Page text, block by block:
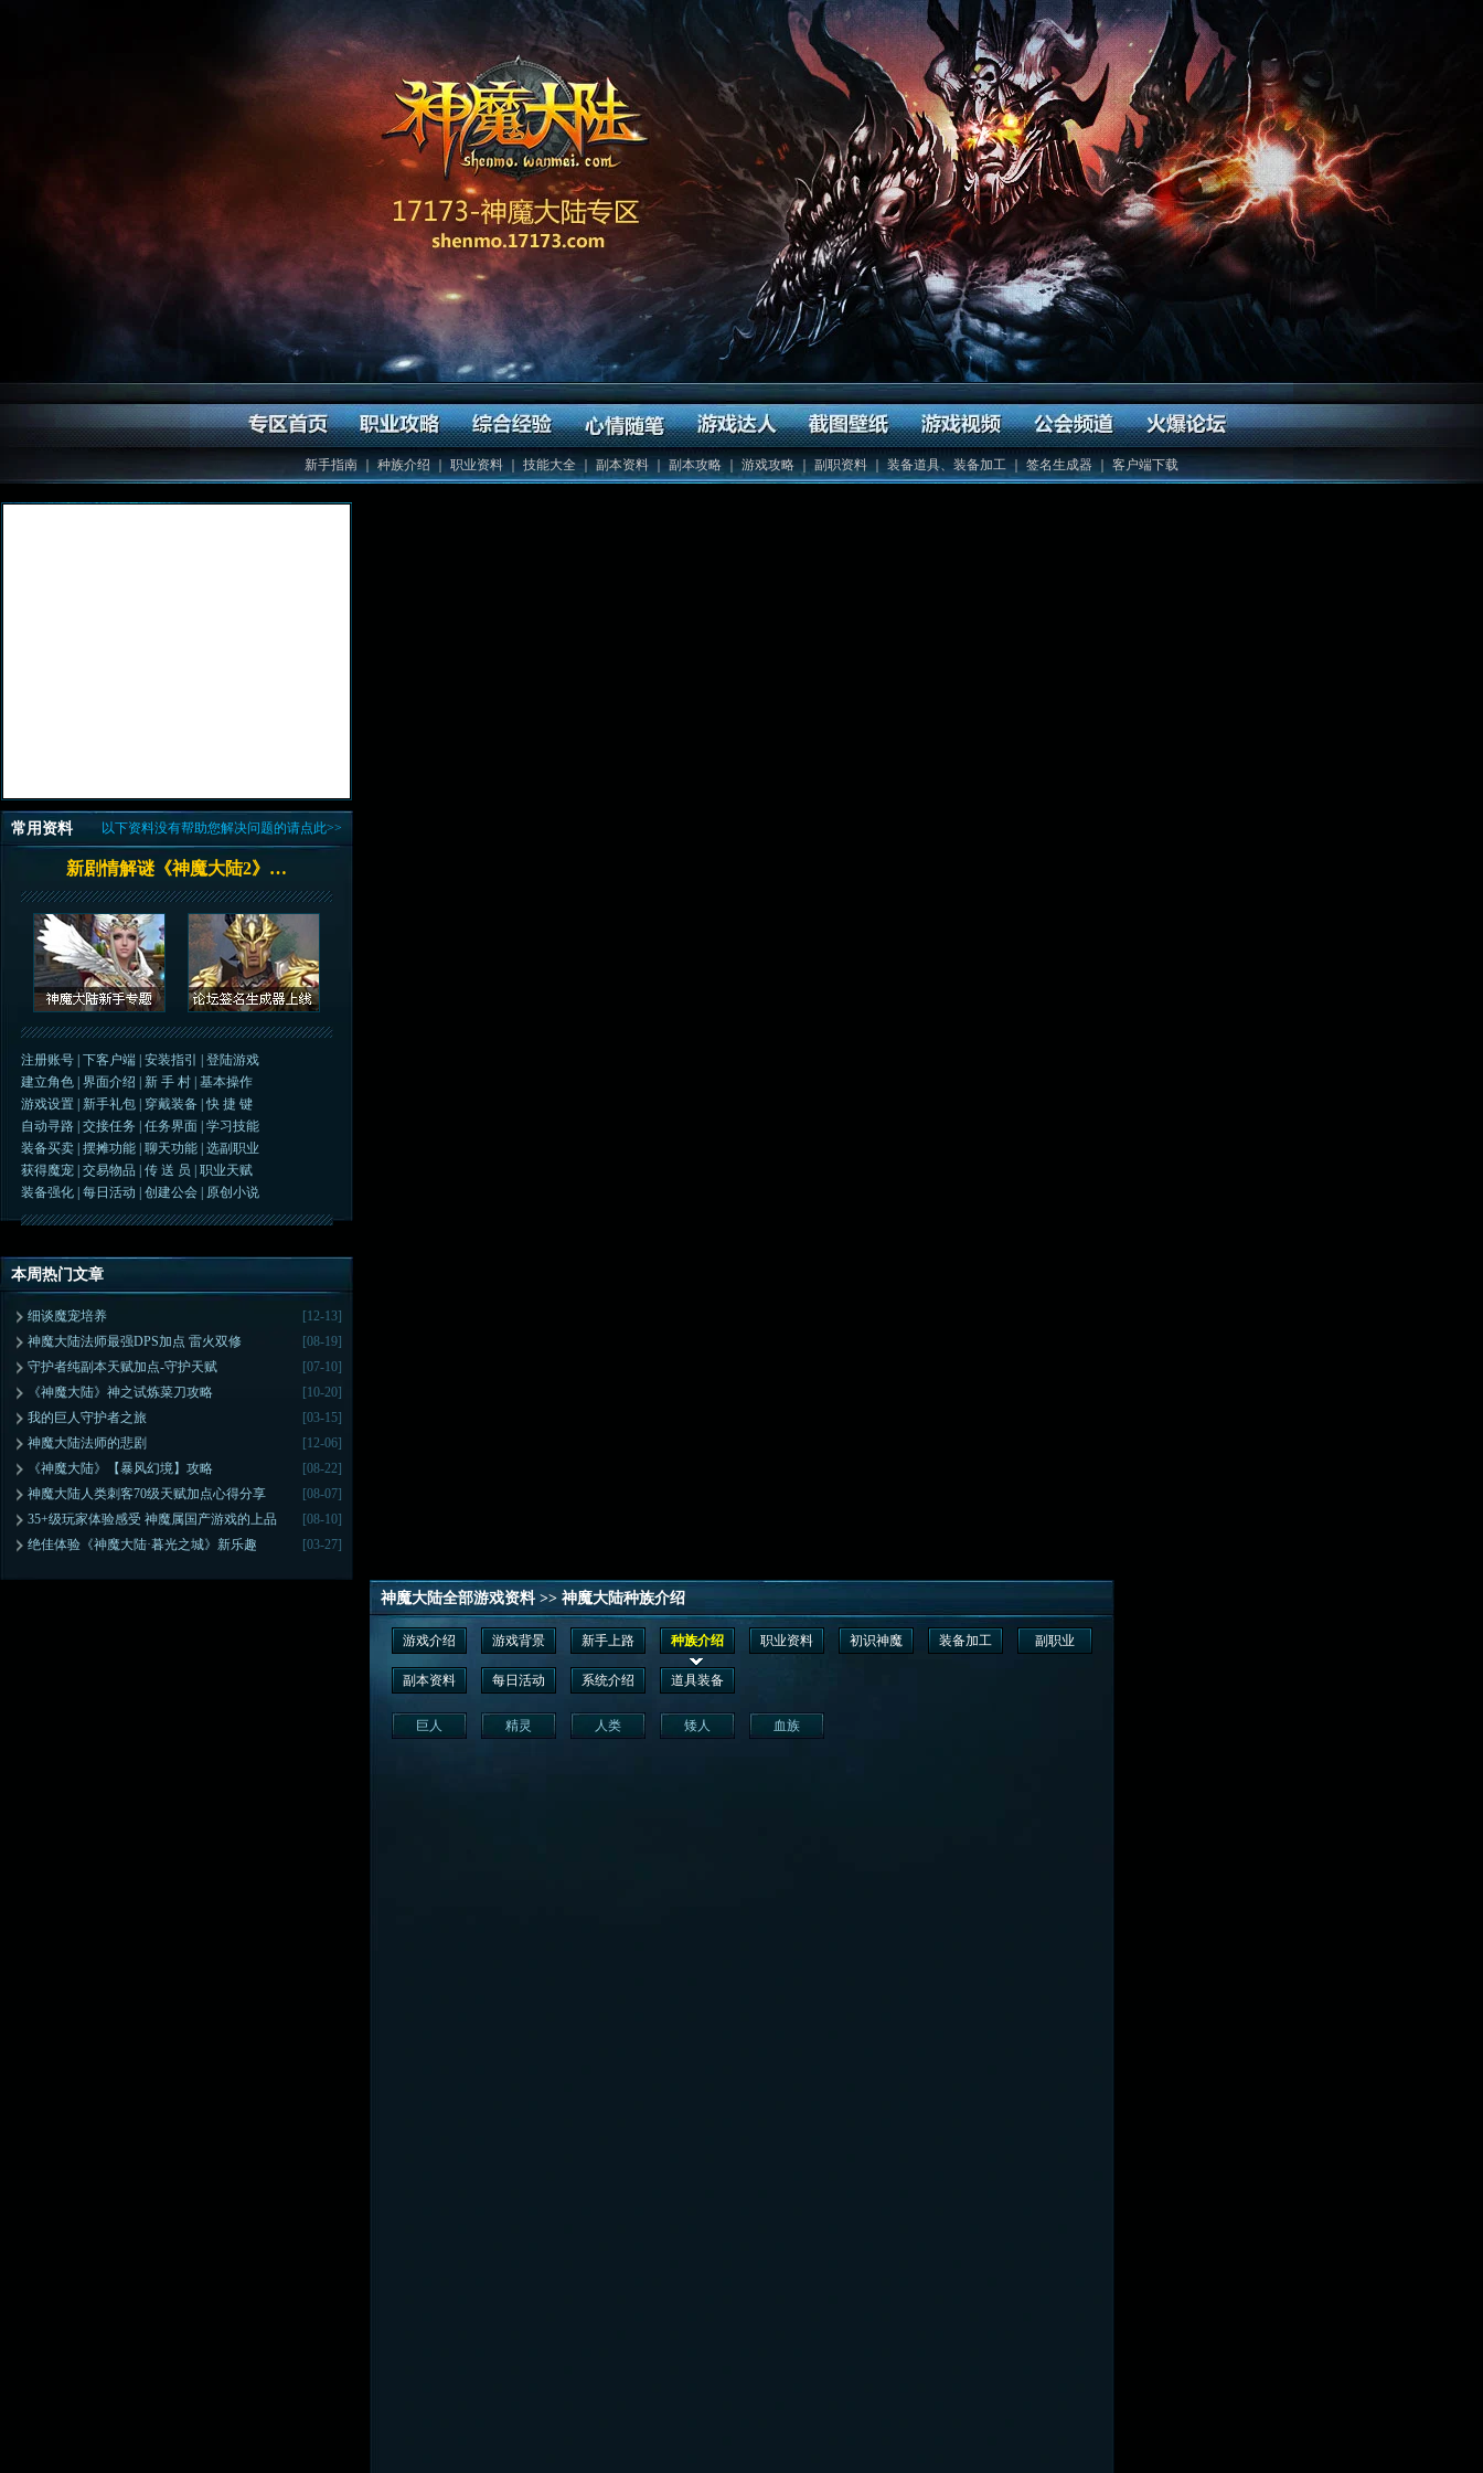
新手指南 种族介绍 ｜ 职业资料 ｜技能大全｜ 副本资料 ｜副本攻略｜游戏攻略 副职资料 ｜ 装备道具、装备加工 ｜ 签名生成器 ｜ 客户端下载
以下资料没有帮助您解决问题的请点此>>
常用资料
新剧情解谜《神魔大陆2》…
注册账号| 下客户端| 安装指引
登陆游戏
建立角色| 界面介绍 新 手 村| 基本操作
游戏设置| 新手礼包| 穿戴装备|快 捷 键
自动寻路| 交接任务 任务界面| 学习技能
装备买卖| 摆摊功能| 聊天功能| 选副职业
获得魔宠| 交易物品 传 送 员
职业天赋
装备强化| 每日活动 创建公会| 原创小说
本周热门文章
[12-13]
细谈魔宠培养
[08-19]
神魔大陆法师最强DPS加点 雷火双修
[07-10]
守护者纯副本天赋加点-守护天赋
[10-20]
《神魔大陆》神之试炼菜刀攻略
[03-15]
我的巨人守护者之旅
[12-06]
神魔大陆法师的悲剧
[08-22]
《神魔大陆》【暴风幻境】攻略
[08-07]
神魔大陆人类刺客70级天赋加点心得分享
[08-10]
35+级玩家体验感受 神魔属国产游戏的上品
[03-27]
绝佳体验《神魔大陆·暮光之城》新乐趣
神魔大陆全部游戏资料>> 神魔大陆种族介绍
游戏介绍 游戏背景 新手上路 种族介绍 职业资料 初识神魔 装备加工 副职业
副本资料 每日活动 系统介绍 道具装备
巨人 精灵 人类 矮人 血族